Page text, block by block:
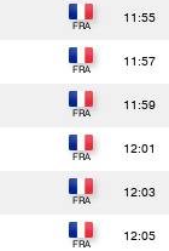
11:55
11:57
11:59
12:01
12:03
12:05